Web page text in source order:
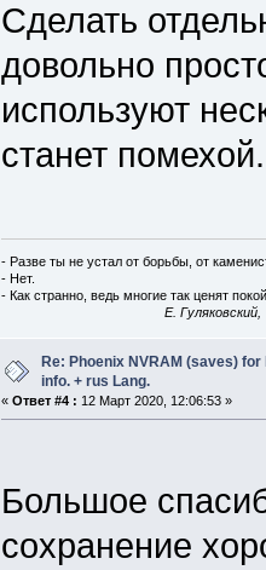
Сделать
довольно
используют
станет помехой.
- Разве ты не устал от борьбы, от
- Нет.
- Как странно, ведь многие так ценят
E.
Re: Phoenix NVRAM (saves)
info. + rus Lang.
«Ответ #4 : 12 Март 2020, 12:06:53 »
Большое
сохранение